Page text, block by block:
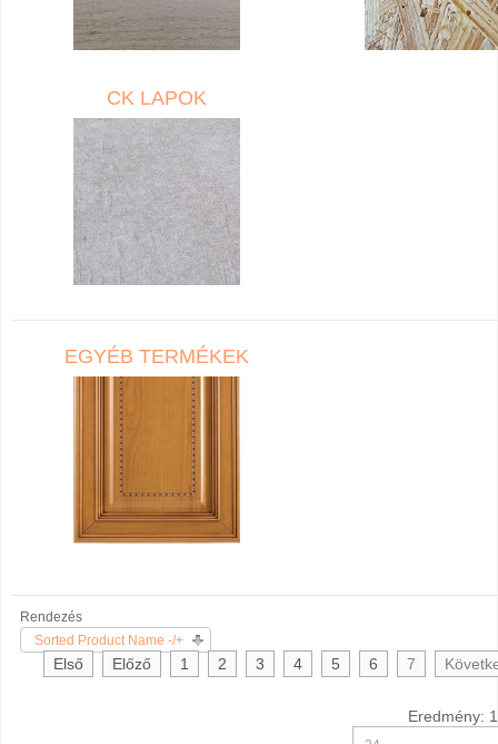
CK LAPOK
EGYÉB TERMÉKEK
Rendezés
Sorted Product Name -/+
Első Előző 1 2 3 4 5 6 7
Eredmény: